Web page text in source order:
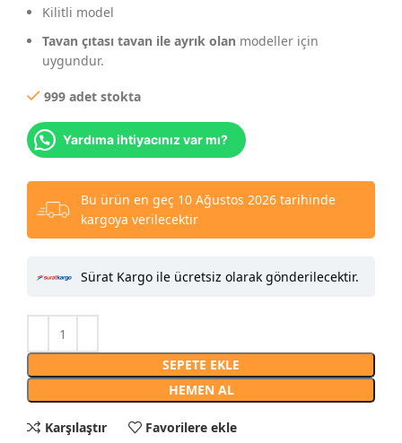
Kilitli model
Tavan çıtası tavan ile ayrık olan modeller için
uygundur.
999 adet stokta
Yardıma ihtiyacınız var mı?
Bu ürün en geç 10 Ağustos 2026 tarihinde
kargoya verilecektir
Sürat Kargo ile ücretsiz olarak gönderilecektir.
SEPETE EKLE
HEMEN AL
Karşılaştır Favorilere ekle